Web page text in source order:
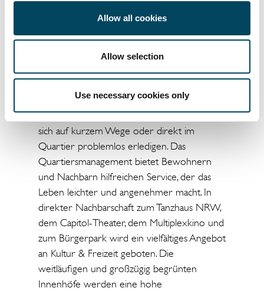
Allow all cookies
Allow selection
Use necessary cookies only
Menschen in allen Lebensphasen. Ergänzt um
viel Gastronomie, Einzelhandel, Hotel, Fitness
sowie Kindertagesstätten und begleitetes
Wohnen entstehen beste Voraussetzungen
Quartiersentwicklung. Dinge des täglichen
Bedarfs und jegliche Nahversorgung lassen
sich auf kurzem Wege oder direkt im
Quartier problemlos erledigen. Das
Quartiersmanagement bietet Bewohnern
und Nachbarn hilfreichen Service, der das
Leben leichter und angenehmer macht. In
direkter Nachbarschaft zum Tanzhaus NRW,
dem Capitol-Theater, dem Multiplexkino und
zum Bürgerpark wird ein vielfältiges Angebot
an Kultur & Freizeit geboten. Die
weitläufigen und großzügig begrünten
Innenhöfe werden eine hohe